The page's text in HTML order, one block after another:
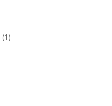
(1)